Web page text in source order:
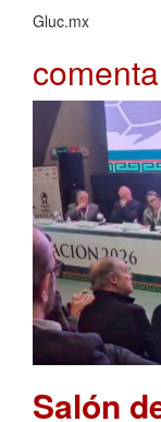
Gluc.mx
Salón